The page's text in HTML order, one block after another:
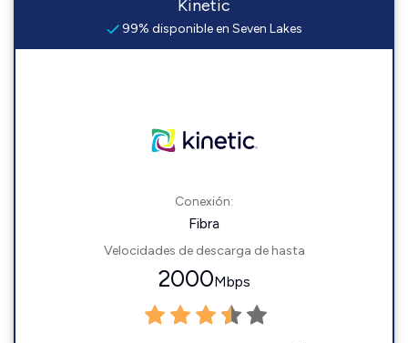
Kinetic
99% disponible en Seven Lakes
Conexión:
Fibra
Velocidades de descarga de hasta
2000Mbps